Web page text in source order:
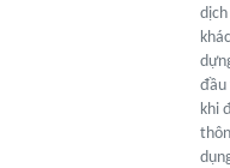
dịch
đầu
khi